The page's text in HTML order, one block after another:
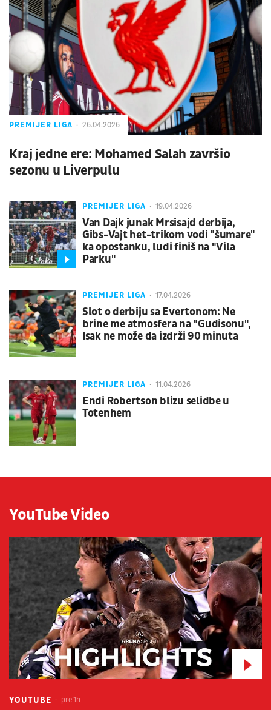
PREMIJER LIGA 26.04.2026
Kraj jedne ere: Mohamed Salah završio
sezonu u Liverpulu
PREMIJER LIGA 19.04.2026
Van Dajk junak Mrsisajd derbija,
Gibs-Vajt het-trikom vodi "šumare"
ka opostanku, ludi finiš na "Vila
Parku"
PREMIJER LIGA 17.04.2026
Slot o derbiju sa Evertonom: Ne
brine me atmosfera na "Gudisonu",
Isak ne može da izdrži 90 minuta
PREMIJER LIGA 11.04.2026
Endi Robertson blizu selidbe u
Totenhem
YouTube Video
YOUTUBE pre 1h